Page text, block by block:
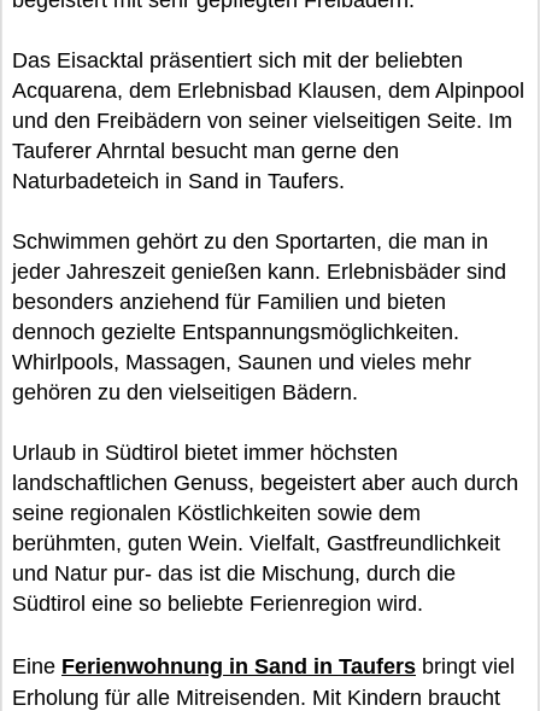
Das Eisacktal präsentiert sich mit der beliebten
Acquarena, dem Erlebnisbad Klausen, dem Alpinpool
und den Freibädern von seiner vielseitigen Seite. Im
Tauferer Ahrntal besucht man gerne den
Naturbadeteich in Sand in Taufers.
Schwimmen gehört zu den Sportarten, die man in
jeder Jahreszeit genießen kann. Erlebnisbäder sind
besonders anziehend für Familien und bieten
dennoch gezielte Entspannungsmöglichkeiten.
Whirlpools, Massagen, Saunen und vieles mehr
gehören zu den vielseitigen Bädern.
Urlaub in Südtirol bietet immer höchsten
landschaftlichen Genuss, begeistert aber auch durch
seine regionalen Köstlichkeiten sowie dem
berühmten, guten Wein. Vielfalt, Gastfreundlichkeit
und Natur pur- das ist die Mischung, durch die
Südtirol eine so beliebte Ferienregion wird.
Eine Ferienwohnung in Sand in Taufers bringt viel
Erholung für alle Mitreisenden. Mit Kindern braucht